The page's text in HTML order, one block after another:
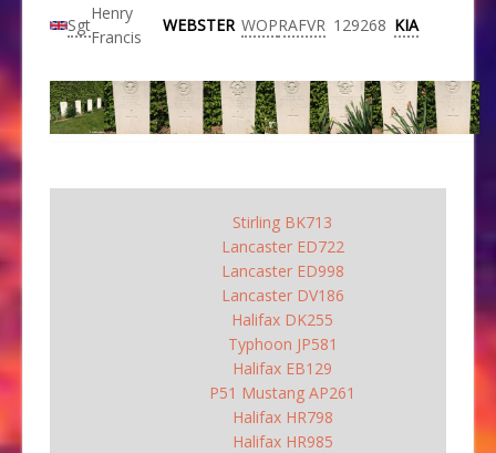
Sgt
Henry
Francis
WEBSTER WOPRAFVR 129268 KIA
Stirling BK713
Lancaster ED722
Lancaster ED998
Lancaster DV186
Halifax DK255
Typhoon JP581
Halifax EB129
P51 Mustang AP261
Halifax HR798
Halifax HR985